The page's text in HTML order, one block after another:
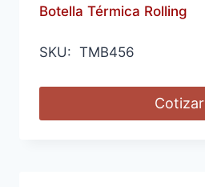
Botella Térmica Rolling
SKU: TMB456
Cotizar